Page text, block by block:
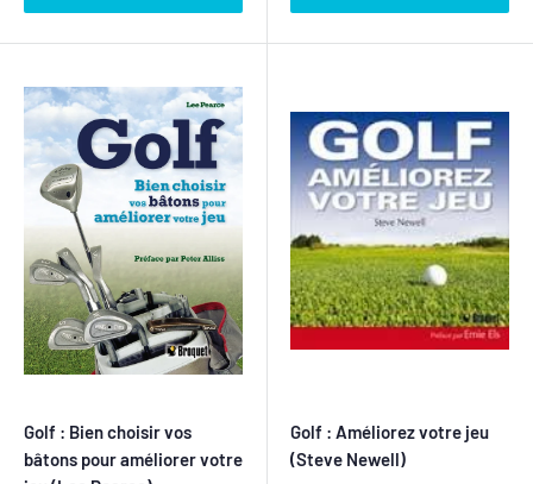
Golf : Bien choisir vos
bâtons pour améliorer votre
Golf : Améliorez votre jeu
(Steve Newell)